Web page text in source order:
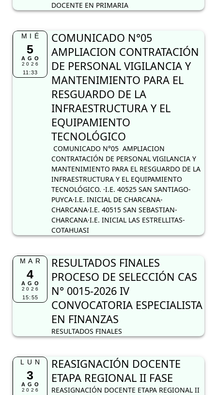
DOCENTE EN PRIMARIA
MIÉ
5
AGO
2026
11:33
COMUNICADO N°05
AMPLIACION CONTRATACIÓN
DE PERSONAL VIGILANCIA Y
MANTENIMIENTO PARA EL
RESGUARDO DE LA
INFRAESTRUCTURA Y EL
EQUIPAMIENTO
TECNOLÓGICO
COMUNICADO N°05 AMPLIACION
CONTRATACIÓN DE PERSONAL VIGILANCIA Y
MANTENIMIENTO PARA EL RESGUARDO DE LA
INFRAESTRUCTURA Y EL EQUIPAMIENTO
TECNOLÓGICO. ·I.E. 40525 SAN SANTIAGO-
PUYCA·I.E. INICIAL DE CHARCANA-
CHARCANA·I.E. 40515 SAN SEBASTIAN-
CHARCANA·I.E. INICIAL LAS ESTRELLITAS-
COTAHUASI
MAR
4
AGO
2026
15:55
RESULTADOS FINALES
PROCESO DE SELECCIÓN CAS
N° 0015-2026 IV
CONVOCATORIA ESPECIALISTA
EN FINANZAS
RESULTADOS FINALES
LUN
3
AGO
2026
REASIGNACIÓN DOCENTE
ETAPA REGIONAL II FASE
REASIGNACIÓN DOCENTE ETAPA REGIONAL II